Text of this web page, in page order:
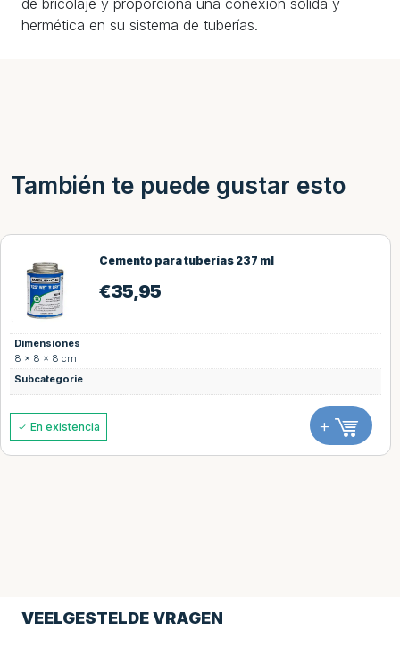
hermética en su sistema de tuberías.
También te puede gustar esto
Cemento para tuberías 237 ml
€35,95
Dimensiones
8 × 8 × 8 cm
Subcategorie
En existencia +
VEELGESTELDE VRAGEN